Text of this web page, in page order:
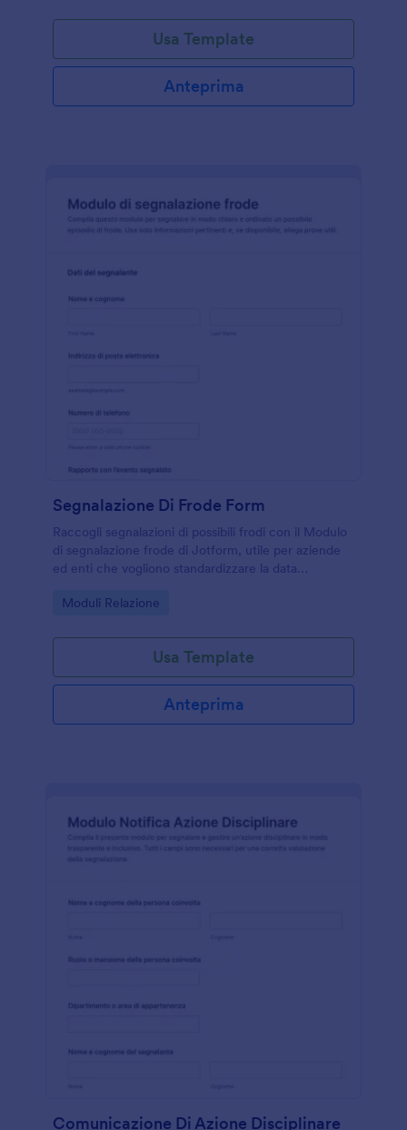
Usa Template
Anteprima
Segnalazione Di Frode Form
Raccogli segnalazioni di possibili frodi con il Modulo
di segnalazione frode di Jotform, utile per aziende
ed enti che vogliono standardizzare la data
submission in modo ordinato.
Go to Category:
Moduli Relazione
Usa Template
Anteprima
Comunicazione Di Azione Disciplinare